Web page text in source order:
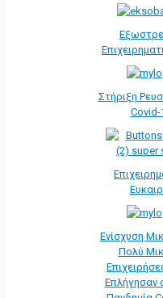
Στήριξη
Covid-
Ενίσχυση
Πολύ
Επλήγησαν